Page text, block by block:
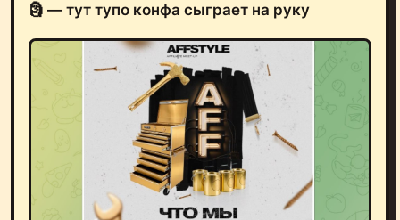
🗿 — тут тупо конфа сыграет на руку